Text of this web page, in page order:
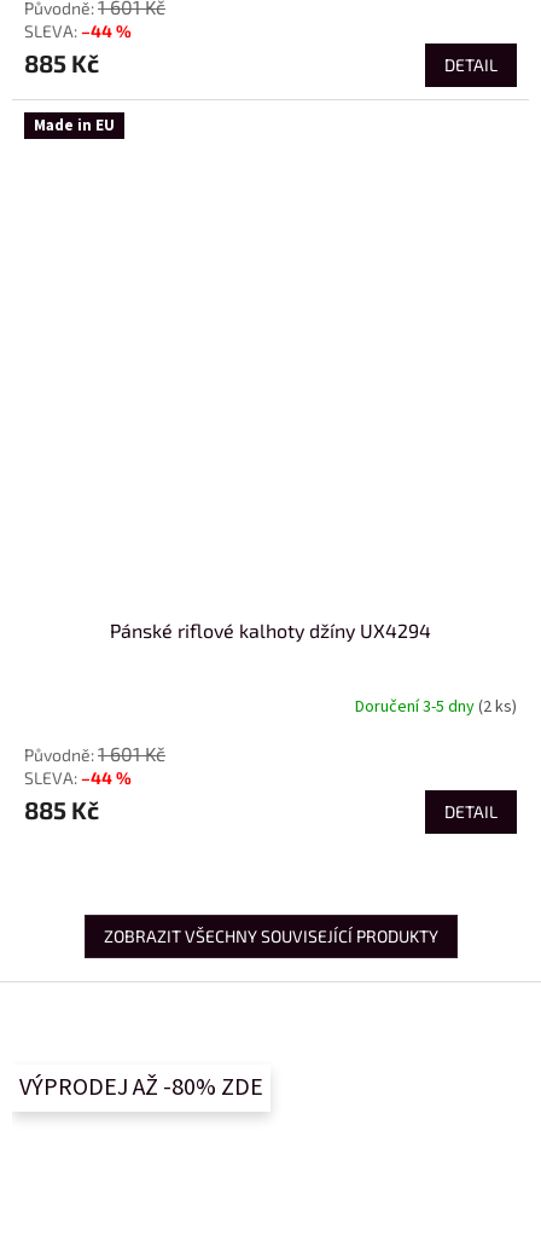
1 601 Kč
–44 %
885 Kč DETAIL
Made in EU
Pánské riflové kalhoty džíny UX4294
Doručení 3-5 dny(2 ks)
1 601 Kč
–44 %
885 Kč DETAIL
ZOBRAZIT VŠECHNY SOUVISEJÍCÍ PRODUKTY
VÝPRODEJ AŽ -80% ZDE